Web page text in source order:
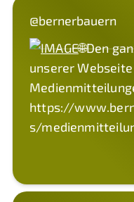
@bernerbauern
🌐Den
unserer
https://
s/